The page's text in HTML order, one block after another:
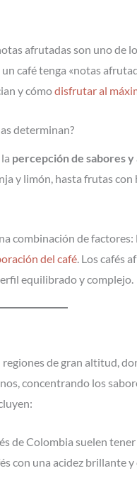
afrutadas son uno de
café tenga «notas
y cómodisfrutar al
determinan?
percepción de sabores
y limón, hasta frutas con
combinación de factores:
del café . Los cafés
equilibrado y complejo.
de gran altitud,
concentrando los
de Colombia suelen tener
con una acidez brillante